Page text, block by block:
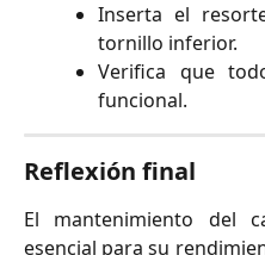
Inserta el
tornillo inferior.
Verifica que
funcional.
Reflexión final
El mantenimiento del
esencial para su